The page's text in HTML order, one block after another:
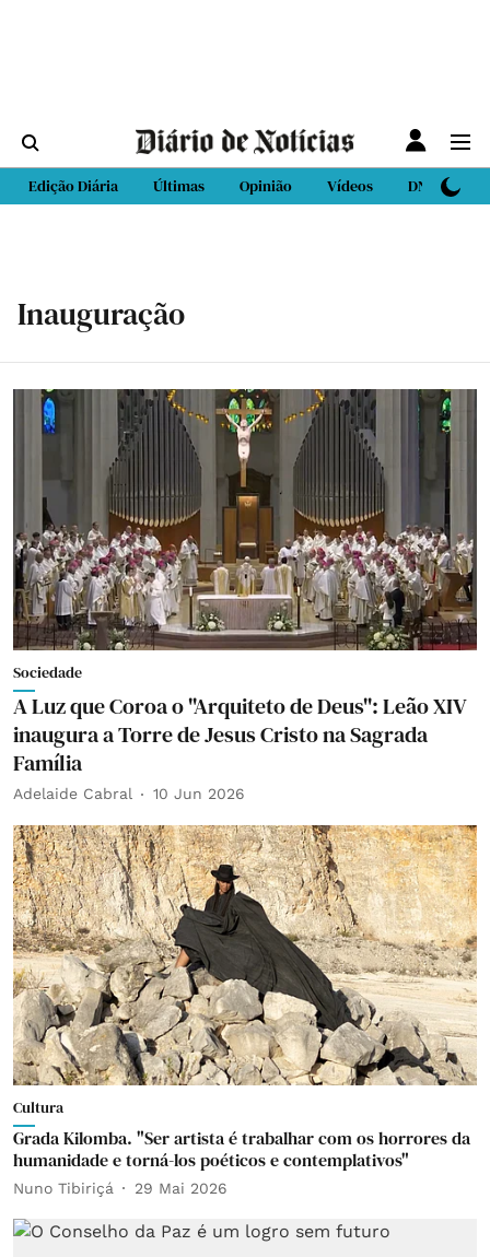
Edição Diária Últimas Opinião Vídeos DN Sport
Inauguração
Sociedade
A Luz que Coroa o "Arquiteto de Deus": Leão XIV
inaugura a Torre de Jesus Cristo na Sagrada
Família
Adelaide Cabral 10 Jun 2026
Cultura
Grada Kilomba. "Ser artista é trabalhar com os horrores da
humanidade e torná-los poéticos e contemplativos"
Nuno Tibiriçá 29 Mai 2026